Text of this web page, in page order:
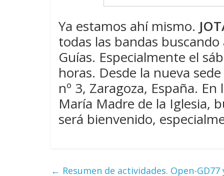
Ya estamos ahí mismo.
todas las bandas
Guías. Especialmente el
horas. Desde la nueva
nº 3, Zaragoza, España.
María Madre de la Iglesia,
será bienvenido,
← Resumen de actividades. Open-